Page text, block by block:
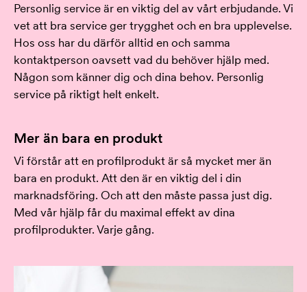
Personlig service är en viktig del av vårt erbjudande. Vi
vet att bra service ger trygghet och en bra upplevelse.
Hos oss har du därför alltid en och samma
kontaktperson oavsett vad du behöver hjälp med.
Någon som känner dig och dina behov. Personlig
service på riktigt helt enkelt.
Mer än bara en produkt
Vi förstår att en profilprodukt är så mycket mer än
bara en produkt. Att den är en viktig del i din
marknadsföring. Och att den måste passa just dig.
Med vår hjälp får du maximal effekt av dina
profilprodukter. Varje gång.